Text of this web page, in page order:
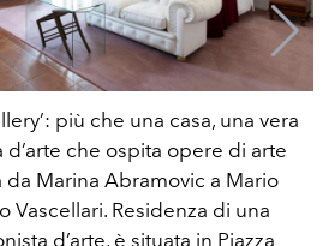
più che una casa, una vera
che ospita opere di arte
Marina Abramovic a Mario
Vascellari. Residenza di una
d’arte, è situata in Piazza